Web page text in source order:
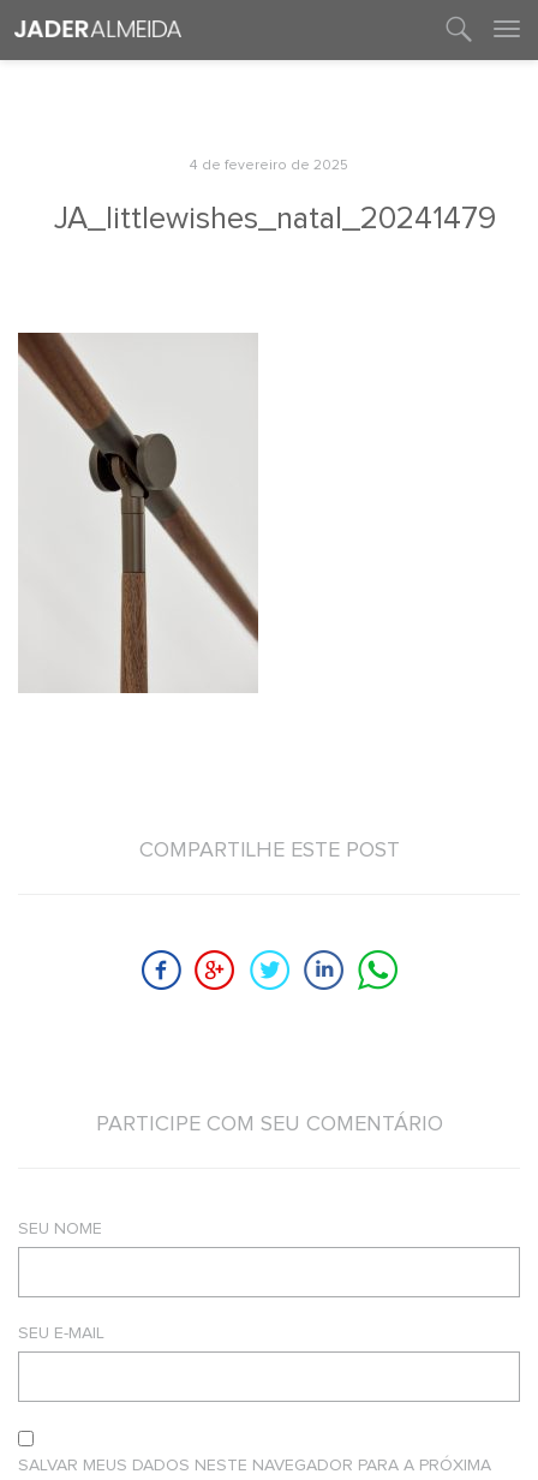
4 de fevereiro de 2025
JA_littlewishes_natal_20241479
COMPARTILHE ESTE POST
PARTICIPE COM SEU COMENTÁRIO
SEU NOME
SEU E-MAIL
SALVAR MEUS DADOS NESTE NAVEGADOR PARA A PRÓXIMA